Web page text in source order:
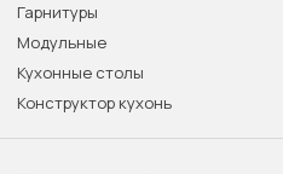
Гарнитуры
Модульные
Кухонные столы
Конструктор кухонь